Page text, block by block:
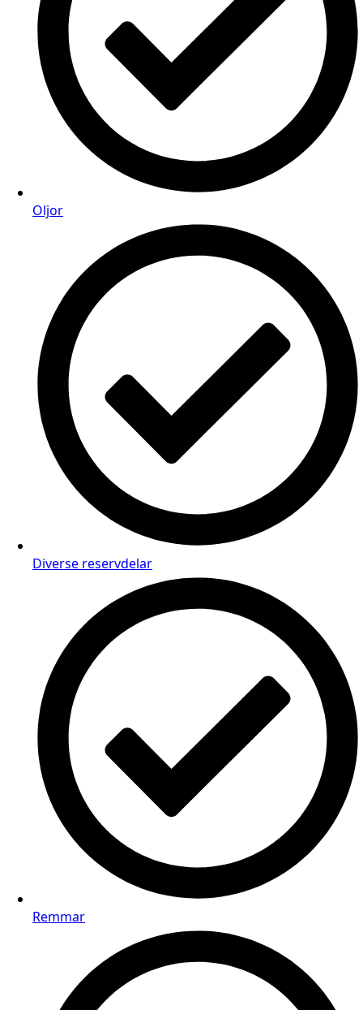
Oljor
Diverse reservdelar
Remmar